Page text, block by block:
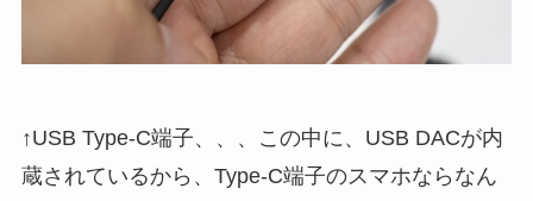
↑USB Type-C端子、、、この中に、USB DACが内
蔵されているから、Type-C端子のスマホならなん